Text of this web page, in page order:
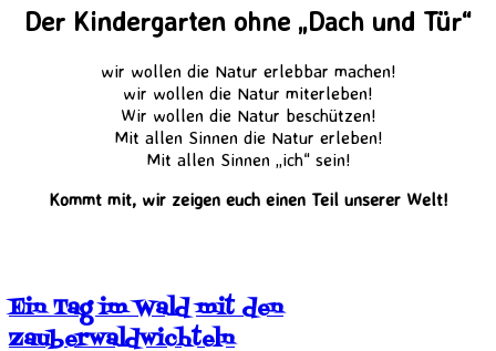
Der Kindergarten ohne „Dach und Tür“
wir wollen die Natur erlebbar machen!
wir wollen die Natur miterleben!
Wir wollen die Natur beschützen!
Mit allen Sinnen die Natur erleben!
Mit allen Sinnen „ich“ sein!
Kommt mit, wir zeigen euch einen Teil unserer Welt!
Ein Tag im Wald mit den
Zauberwaldwichteln